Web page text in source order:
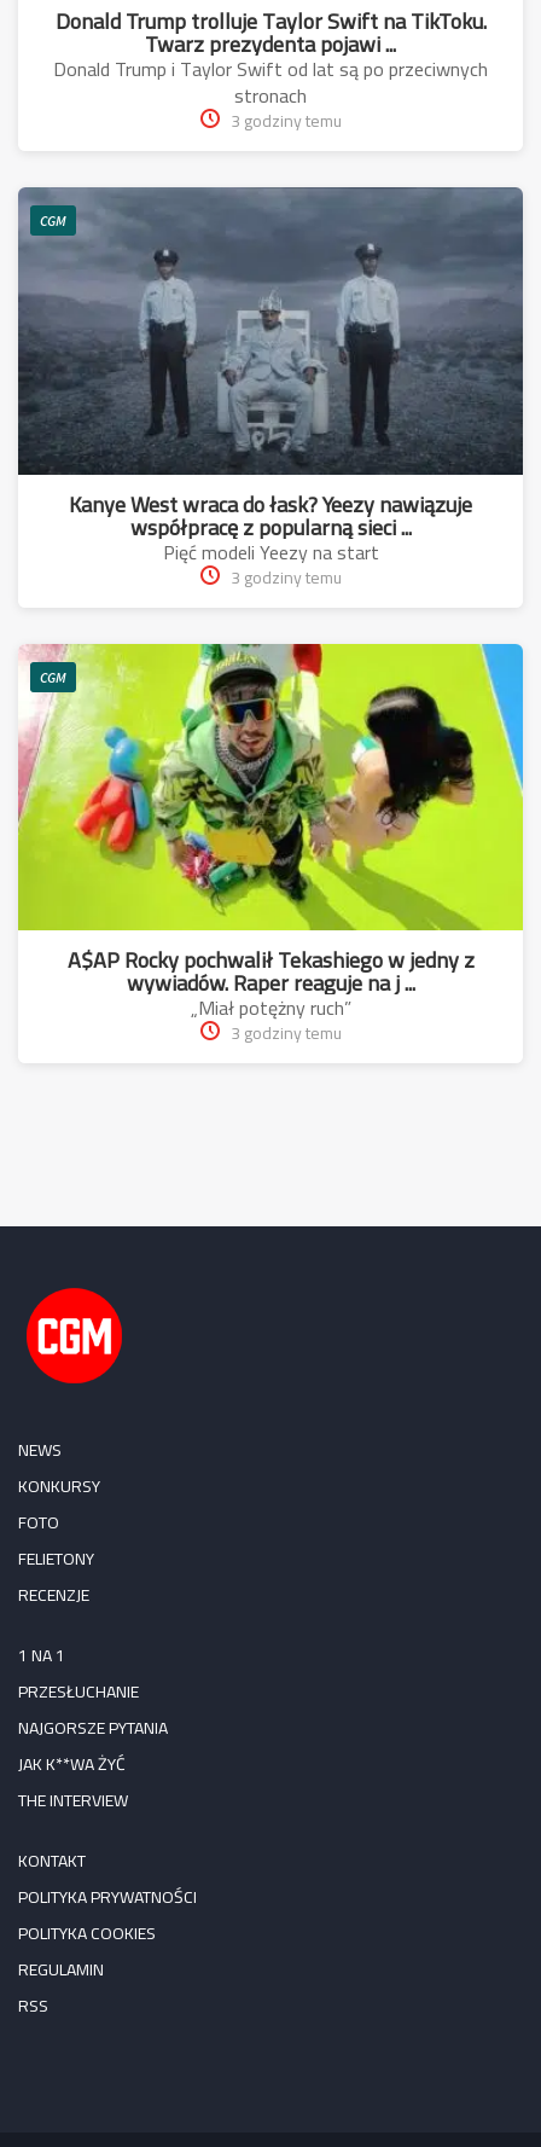
Donald Trump trolluje Taylor Swift na TikToku.
Twarz prezydenta pojawi ...
Donald Trump i Taylor Swift od lat są po przeciwnych
stronach
3 godziny temu
CGM
Kanye West wraca do łask? Yeezy nawiązuje
współpracę z popularną sieci ...
Pięć modeli Yeezy na start
3 godziny temu
CGM
A$AP Rocky pochwalił Tekashiego w jedny z
wywiadów. Raper reaguje na j ...
„Miał potężny ruch”
3 godziny temu
NEWS
KONKURSY
FOTO
FELIETONY
RECENZJE
1 NA 1
PRZESŁUCHANIE
NAJGORSZE PYTANIA
JAK K**WA ŻYĆ
THE INTERVIEW
KONTAKT
POLITYKA PRYWATNOŚCI
POLITYKA COOKIES
REGULAMIN
RSS